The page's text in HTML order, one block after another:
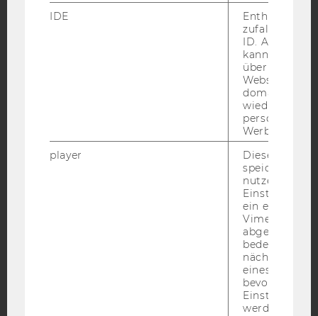
Bluesky
BARRIEREFREIHEITSERKLÄRUNG WEBSEITE
DATENSCHUTZERKLÄRUNG SOCIAL MEDIA
STUDIENBEWERBER*INNEN UND STUDIERENDE
Barrierefreiheitserklärung
IDE
Enthält eine
ID. Anhand
kann Google
über
Websites
Werbung
player
Dieses Cookie
speichert
ein
Vimeo-Video
abgespielt
bedeutet,
nächsten
eines Vimeo-
bevorzugten
werden.